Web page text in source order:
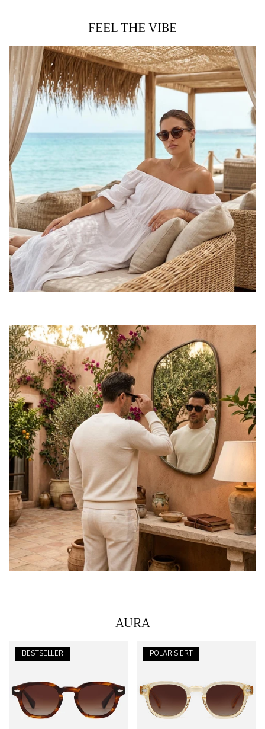
FEEL THE VIBE
AURA
BESTSELLER POLARISIERT